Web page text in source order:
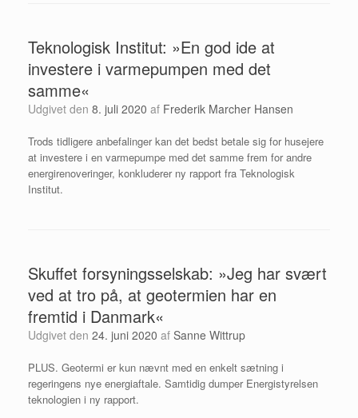
Teknologisk Institut: »En god ide at
investere i varmepumpen med det
samme«
Udgivet den 8. juli 2020 af Frederik Marcher Hansen
Trods tidligere anbefalinger kan det bedst betale sig for husejere
at investere i en varmepumpe med det samme frem for andre
energirenoveringer, konkluderer ny rapport fra Teknologisk
Institut.
Skuffet forsyningsselskab: »Jeg har svært
ved at tro på, at geotermien har en
fremtid i Danmark«
Udgivet den 24. juni 2020 af Sanne Wittrup
PLUS. Geotermi er kun nævnt med en enkelt sætning i
regeringens nye energiaftale. Samtidig dumper Energistyrelsen
teknologien i ny rapport.